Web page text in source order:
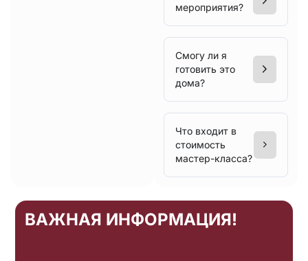
мероприятия?
Смогу ли я
готовить это
дома?
Что входит в
стоимость
мастер-класса?
ВАЖНАЯ ИНФОРМАЦИЯ!